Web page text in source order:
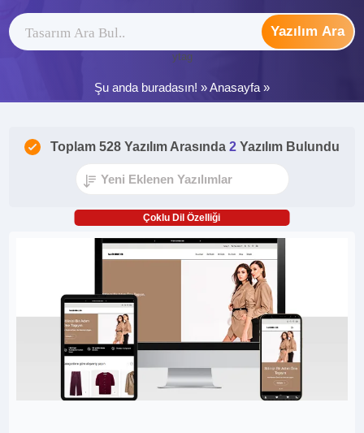
Yazılım Ara
ytag
Şu anda buradasın! »Anasayfa »
Toplam 528 Yazılım Arasında 2 Yazılım Bulundu
Çoklu Dil Özelliği